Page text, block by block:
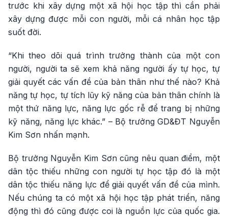
trước khi xây dựng một xã hội học tập thì cần phải
xây dựng được mỗi con người, mỗi cá nhân học tập
suốt đời.
“Khi theo dõi quá trình trưởng thành của một con
người, người ta sẽ xem khả năng người ấy tự học, tự
giải quyết các vấn đề của bản thân như thế nào? Khả
năng tự học, tự tích lũy kỹ năng của bản thân chính là
một thứ năng lực, năng lực gốc rễ để trang bị những
kỹ năng, năng lực khác.” – Bộ trưởng GD&ĐT Nguyễn
Kim Sơn nhấn mạnh.
Bộ trưởng Nguyễn Kim Sơn cũng nêu quan điểm, một
dân tộc thiếu những con người tự học tập đó là một
dân tộc thiếu năng lực để giải quyết vấn đề của mình.
Nếu chúng ta có một xã hội học tập phát triển, năng
động thì đó cũng được coi là nguồn lực của quốc gia.